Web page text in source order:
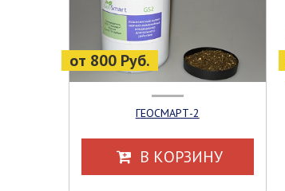
от 800 Руб.
ГЕОСМАРТ-2
В КОРЗИНУ